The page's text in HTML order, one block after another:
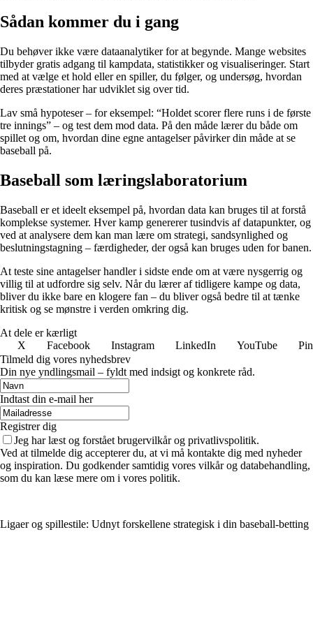
Sådan kommer du i gang
Du behøver ikke være dataanalytiker for at begynde. Mange websites
tilbyder gratis adgang til kampdata, statistikker og visualiseringer. Start
med at vælge et hold eller en spiller, du følger, og undersøg, hvordan
deres præstationer har udviklet sig over tid.
Lav små hypoteser – for eksempel: “Holdet scorer flere runs i de første
tre innings” – og test dem mod data. På den måde lærer du både om
spillet og om, hvordan dine egne antagelser påvirker din måde at se
baseball på.
Baseball som læringslaboratorium
Baseball er et ideelt eksempel på, hvordan data kan bruges til at forstå
komplekse systemer. Hver kamp genererer tusindvis af datapunkter, og
ved at analysere dem kan man lære om strategi, sandsynlighed og
beslutningstagning – færdigheder, der også kan bruges uden for banen.
At teste sine antagelser handler i sidste ende om at være nysgerrig og
villig til at udfordre sig selv. Når du lærer af tidligere kampe og data,
bliver du ikke bare en klogere fan – du bliver også bedre til at tænke
kritisk og se mønstre i verden omkring dig.
At dele er kærligt
X
Facebook Instagram LinkedIn YouTube
Tilmeld dig vores nyhedsbrev
Din nye yndlingsmail – fyldt med indsigt og konkrete råd.
Indtast din e-mail her
Registrer dig
Jeg har læst og forstået brugervilkår og privatlivspolitik.
Ved at tilmelde dig accepterer du, at vi må kontakte dig med nyheder
og inspiration. Du godkender samtidig vores vilkår og databehandling,
som du kan læse mere om i vores politik.
Ligaer og spillestile: Udnyt forskellene strategisk i din baseball-betting